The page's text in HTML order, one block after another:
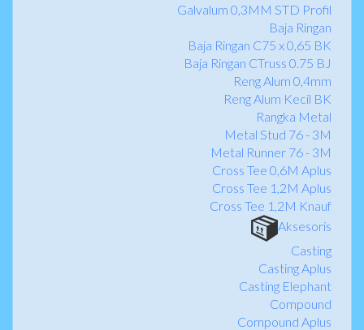
Galvalum 0,3MM STD Profil
Baja Ringan
Baja Ringan C75 x 0,65 BK
Baja Ringan CTruss 0.75 BJ
Reng Alum 0,4mm
Reng Alum Kecil BK
Rangka Metal
Metal Stud 76 - 3M
Metal Runner 76 - 3M
Cross Tee 0,6M Aplus
Cross Tee 1,2M Aplus
Cross Tee 1,2M Knauf
Aksesoris
Casting
Casting Aplus
Casting Elephant
Compound
Compound Aplus